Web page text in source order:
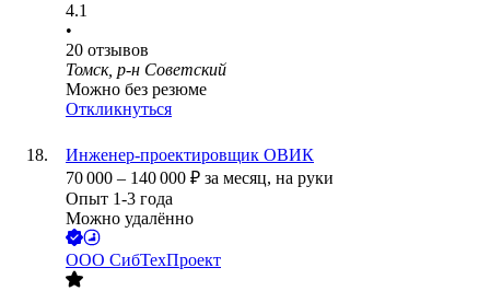
4.1
•
20 отзывов
Томск, р-н Советский
Можно без резюме
Откликнуться
Инженер-проектировщик ОВИК
70 000 – 140 000 ₽ за месяц, на руки
Опыт 1-3 года
Можно удалённо
ООО СибТехПроект